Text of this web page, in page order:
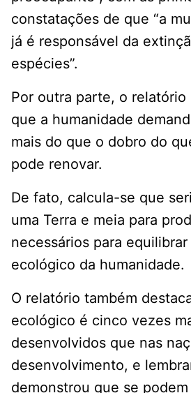
constatações de que “a
já é responsável da
espécies”.
Por outra parte, o relatório
que a humanidade
mais do que o dobro do
pode renovar.
De fato, calcula-se que
uma Terra e meia para
necessários para
ecológico da humanidade.
O relatório também
ecológico é cinco vezes
desenvolvidos que nas
desenvolvimento, e
demonstrou que se